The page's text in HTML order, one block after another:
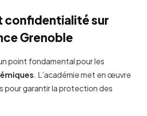
confidentialité sur
Grenoble
point fondamental pour les
. L’académie met en œuvre
pour garantir la protection des